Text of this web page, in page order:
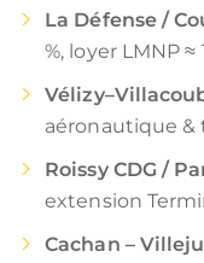
La Défense /
%, loyer LMNP
aéronautique &
Roissy CDG /
extension
Cachan –